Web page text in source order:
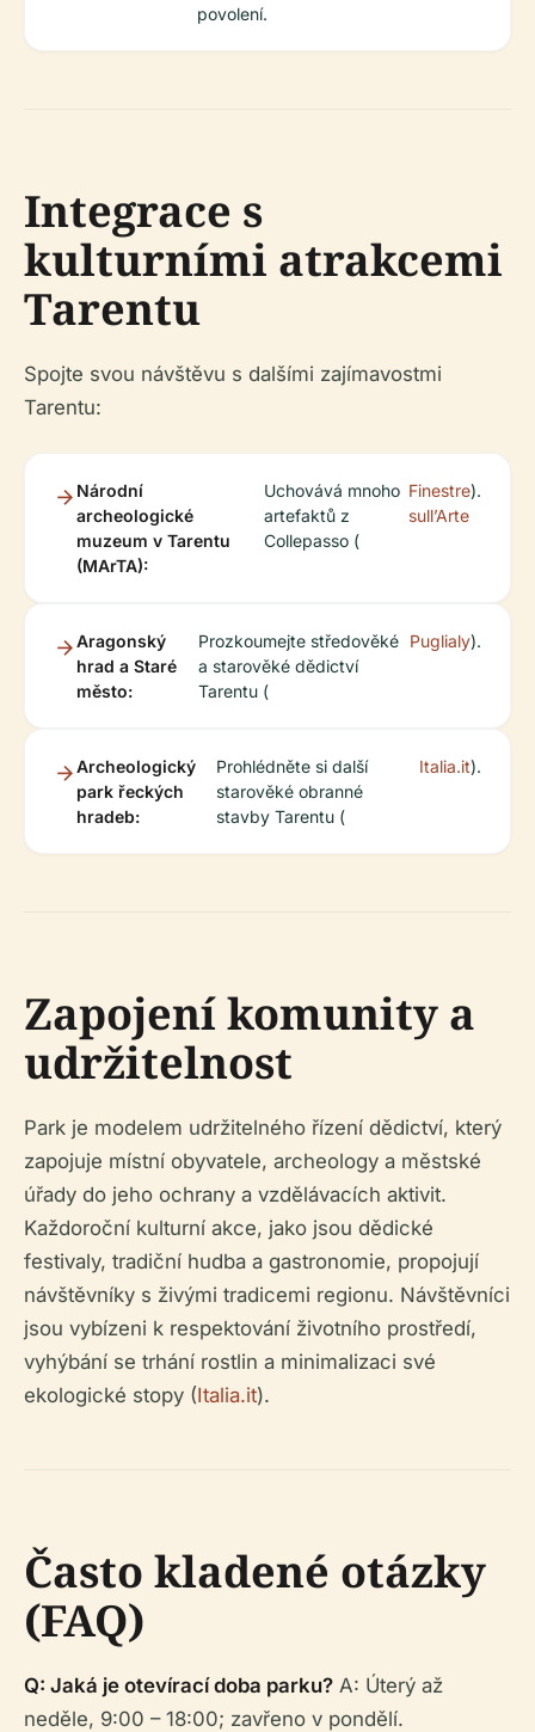
povolení.
Integrace s
kulturními atrakcemi
Tarentu
Spojte svou návštěvu s dalšími zajímavostmi
Tarentu:
Národní
archeologické
muzeum v Tarentu
(MArTA):
Uchovává mnoho
artefaktů z
Collepasso (
Finestre
sull’Arte
).
Aragonský
hrad a Staré
město:
Prozkoumejte středověké
a starověké dědictví
Tarentu (
Puglialy).
Archeologický
park řeckých
hradeb:
Prohlédněte si další
starověké obranné
stavby Tarentu (
Italia.it).
Zapojení komunity a
udržitelnost
Park je modelem udržitelného řízení dědictví, který
zapojuje místní obyvatele, archeology a městské
úřady do jeho ochrany a vzdělávacích aktivit.
Každoroční kulturní akce, jako jsou dědické
festivaly, tradiční hudba a gastronomie, propojují
návštěvníky s živými tradicemi regionu. Návštěvníci
jsou vybízeni k respektování životního prostředí,
vyhýbání se trhání rostlin a minimalizaci své
ekologické stopy (Italia.it).
Často kladené otázky
(FAQ)
Q: Jaká je otevírací doba parku? A: Úterý až
neděle, 9:00 – 18:00; zavřeno v pondělí.